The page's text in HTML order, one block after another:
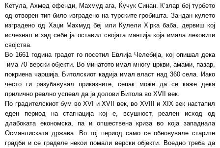
Кетула, Ахмед ефенди, Махмуд ага, Ќучук Синан. К’злар беј турбето
од отворен тип било изградено на турските гробишта. Зандан кулето
изградено од Хаџи Махмуд беј или Кулели Х’рка баба, дервиш кој
исчезнал и зад себе ја оставил својата мантија која имала лековити
својства.
Во 1661 година градот го посетил Евлија Челебија, кој опишал дека
има 70 верски објекти. Во минатото имал многу цркви, амами, пазар,
покриена чаршија. Битолскиот кадија имал власт над 360 села. Иако
често ги разубавувал приказните, сепак може да се каже дека
прилично реално успеал да ја долови Битола во XVII век.
По градителскиот бум во XVI и XVII век, во XVIII и XIX век настапил
еден период на стагнација кој е, всушност, реален исход од
длабоката економска, па и опшествена криза во која западнала
Османлиската држава. Во тој период само се обновувале старите
градби и се граделе некои помали верски објекти. Воедно треба да